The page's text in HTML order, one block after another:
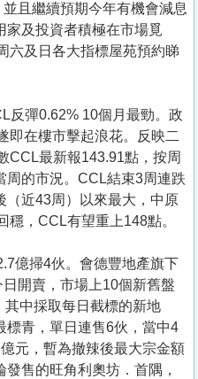
且繼續預期今年有機會減息
家及投資者積極在市場覓
六及日各大指標屋苑預約睇
反彈0.62% 10個月最勁。政
即在樓市擊起浪花。反映二
CCL最新報143.91點，按周
周的市況。CCL結束3周連跌
（近43周）以來最大，中原
穩，CCL有望重上148點。
億掃4伙。會德豐地產旗下
開賣，市場上10個新舊盤
中採取每日截標的新地
標青，單日連售6伙，當中4
元，暫為撤辣後最大宗金額
售的旺角利奧坊．首隅，